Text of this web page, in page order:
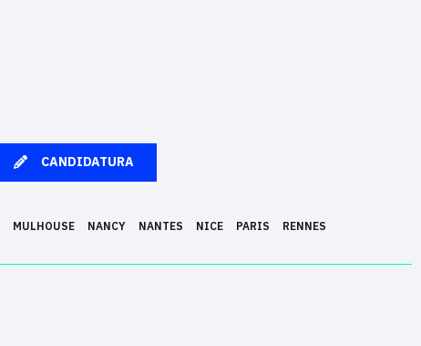
CANDIDATURA
MULHOUSE NANCY NANTES NICE PARIS
RENNES